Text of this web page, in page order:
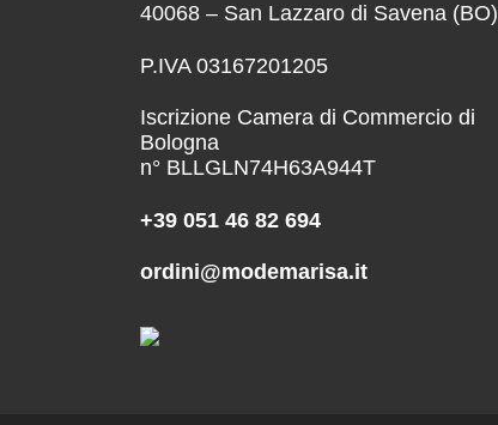
40068 – San Lazzaro di Savena (BO)
P.IVA 03167201205
Iscrizione Camera di Commercio di
Bologna
n° BLLGLN74H63A944T
+39 051 46 82 694
ordini@modemarisa.it